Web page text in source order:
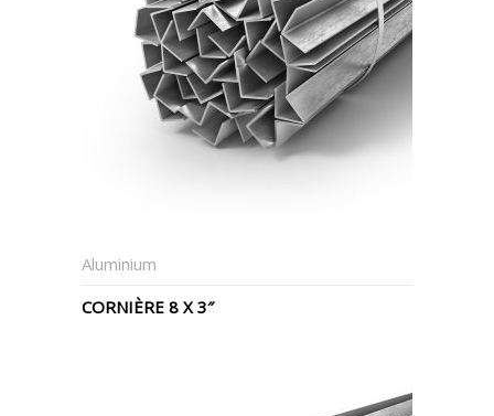
Aluminium
CORNIÈRE 8 X 3″